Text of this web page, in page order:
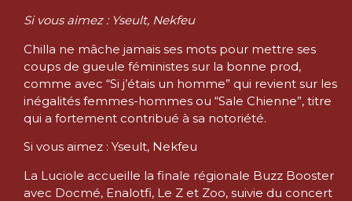
Si vous aimez : Yseult, Nekfeu
Chilla ne mâche jamais ses mots pour mettre ses
coups de gueule féministes sur la bonne prod,
comme avec “Si j’étais un homme” qui revient sur les
inégalités femmes-hommes ou “Sale Chienne”, titre
qui a fortement contribué à sa notoriété.
Si vous aimez : Yseult, Nekfeu
La Luciole accueille la finale régionale Buzz Booster
avec Docmé, Enalotfi, Le Z et Zoo, suivie du concert